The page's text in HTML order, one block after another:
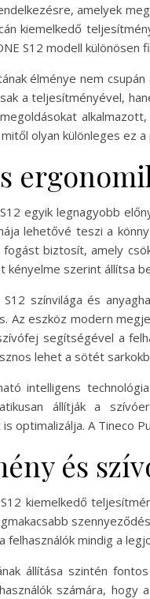
amelyek
kiemelkedő
S12 modell
élménye nem
a teljesítményével,
olyan különleges ez
egyik legnagyobb
lehetővé teszi a
biztosít, amely
kényelme szerint állítsa
színvilága és
Az eszköz modern
segítségével a
lehet a sötét
intelligens
állítják a
optimalizálja. A Tineco
és
kiemelkedő
felhasználók mindig a
állítása szintén
számára, hogy